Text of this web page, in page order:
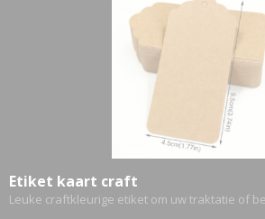
Etiket kaart craft
Leuke craftkleurige etiket om uw traktatie of